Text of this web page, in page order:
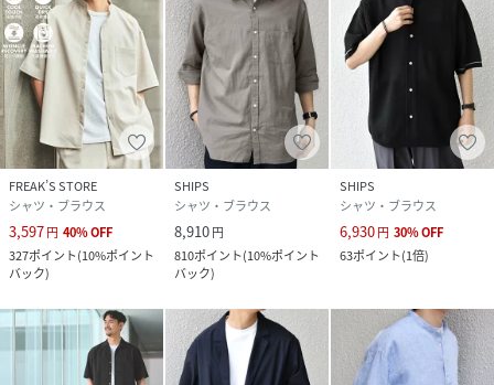
FREAK’S STORE
シャツ・ブラウス
3,597円 40%OFF
327ポイント(10%ポイント
バック)
SHIPS
シャツ・ブラウス
8,910円
810ポイント(10%ポイント
バック)
SHIPS
シャツ・ブラウス
6,930円 30%OFF
63ポイント(1倍)